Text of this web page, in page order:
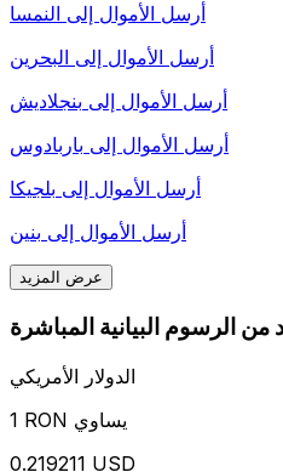
أرسل الأموال إلى النمسا
أرسل الأموال إلى البحرين
أرسل الأموال إلى بنجلاديش
أرسل الأموال إلى باربادوس
أرسل الأموال إلى بلجيكا
أرسل الأموال إلى بنين
عرض المزيد
الدولار الأمريكي
1 RON يساوي
0.219211 USD